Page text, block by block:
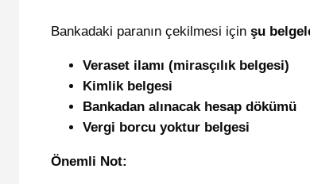
Bankadaki paranın çekilmesi için şu
Veraset ilamı (mirasçılık belgesi)
Kimlik belgesi
Bankadan alınacak hesap dökümü
Vergi borcu yoktur belgesi
Önemli Not: